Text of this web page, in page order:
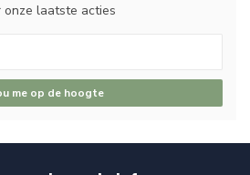
laatste acties
me op de hoogte